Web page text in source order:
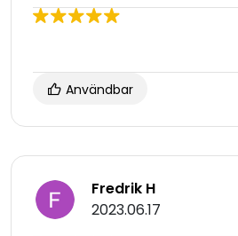
Användbar
Fredrik H
2023.06.17